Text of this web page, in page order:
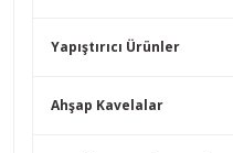
Yapıştırıcı Ürünler
Ahşap Kavelalar